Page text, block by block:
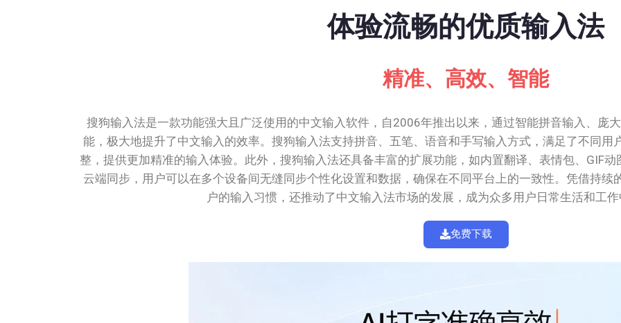
体验流畅的优质输入法
精准、高效、智能
搜狗输入法是一款功能强大且广泛使用的中文输入软件，自2006年推出以来，通过智能拼音输入、庞
能，极大地提升了中文输入的效率。搜狗输入法支持拼音、五笔、语音和手写输入方式，满足了不同用
整，提供更加精准的输入体验。此外，搜狗输入法还具备丰富的扩展功能，如内置翻译、表情包、GIF
云端同步，用户可以在多个设备间无缝同步个性化设置和数据，确保在不同平台上的一致性。凭借持续
户的输入习惯，还推动了中文输入法市场的发展，成为众多用户日常生活和工作
免费下载